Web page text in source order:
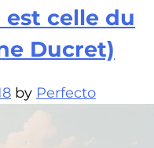
celle du
Ducret)
by Perfecto